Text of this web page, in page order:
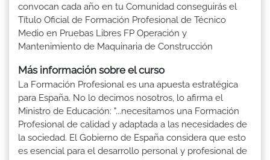
convocan cada año en tu Comunidad conseguirás el
Título Oficial de Formación Profesional de Técnico
Medio en Pruebas Libres FP Operación y
Mantenimiento de Maquinaria de Construcción
Más información sobre el curso
La Formación Profesional es una apuesta estratégica
para España. No lo decimos nosotros, lo afirma el
Ministro de Educación: "...necesitamos una Formación
Profesional de calidad y adaptada a las necesidades de
la sociedad. El Gobierno de España considera que esto
es esencial para el desarrollo personal y profesional de